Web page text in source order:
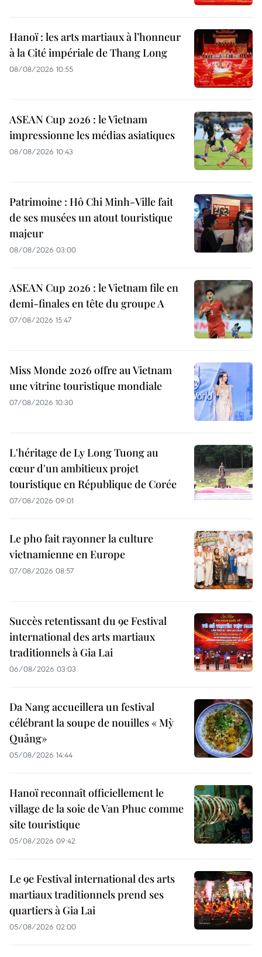
Hanoï : les arts martiaux à l’honneur
à la Cité impériale de Thang Long
08/08/2026 10:55
ASEAN Cup 2026 : le Vietnam
impressionne les médias asiatiques
08/08/2026 10:43
Patrimoine : Hô Chi Minh-Ville fait
de ses musées un atout touristique
majeur
08/08/2026 03:00
ASEAN Cup 2026 : le Vietnam file en
demi-finales en tête du groupe A
07/08/2026 15:47
Miss Monde 2026 offre au Vietnam
une vitrine touristique mondiale
07/08/2026 10:30
L'héritage de Ly Long Tuong au
cœur d'un ambitieux projet
touristique en République de Corée
07/08/2026 09:01
Le pho fait rayonner la culture
vietnamienne en Europe
07/08/2026 08:57
Succès retentissant du 9e Festival
international des arts martiaux
traditionnels à Gia Lai
06/08/2026 03:03
Da Nang accueillera un festival
célébrant la soupe de nouilles « Mỳ
Quảng»
05/08/2026 14:44
Hanoï reconnaît officiellement le
village de la soie de Van Phuc comme
site touristique
05/08/2026 09:42
Le 9e Festival international des arts
martiaux traditionnels prend ses
quartiers à Gia Lai
05/08/2026 02:00